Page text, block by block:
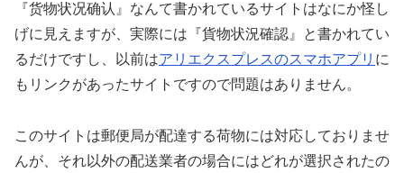
『货物状况确认』なんて書かれているサイトはなにか怪し
げに見えますが、実際には『貨物状況確認』と書かれてい
るだけですし、以前はアリエクスプレスのスマホアプリ に
もリンクがあったサイトですので問題はありません。
このサイトは郵便局が配達する荷物には対応しておりませ
んが、それ以外の配送業者の場合にはどれが選択されたの